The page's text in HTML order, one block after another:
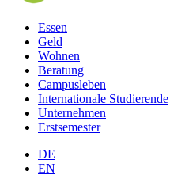
Essen
Geld
Wohnen
Beratung
Campusleben
Internationale Studierende
Unternehmen
Erstsemester
DE
EN